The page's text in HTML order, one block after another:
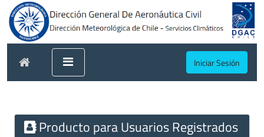
Iniciar Sesión
Producto para Usuarios Registrados